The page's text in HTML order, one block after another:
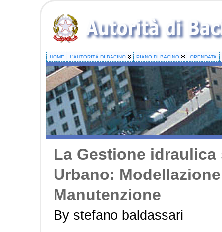
HOME L’AUTORITÀ DI BACINO PIANO DI BACINO OPENDATA
La Gestione
Urbano:
Manutenzione
By stefano baldassari